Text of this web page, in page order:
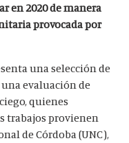
en 2020 de manera
provocada por
una selección de
evaluación de
quienes
trabajos provienen
de Córdoba (UNC),